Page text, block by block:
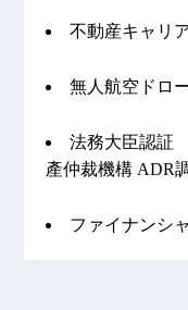
不動産キャリ
無人航空ドロ
法務大臣認証
產仲裁機構 ADR
ファイナンシ